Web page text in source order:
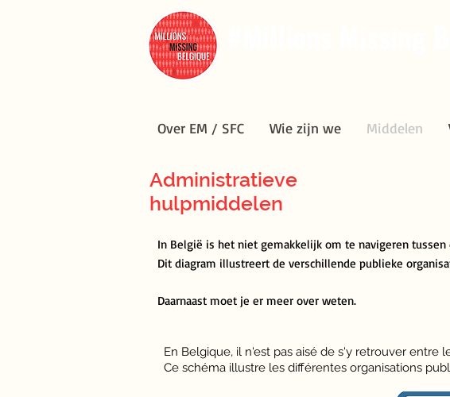
Over EM / SFC Wie zijn we Middelen
Administratieve
hulpmiddelen
In België is het niet gemakkelijk om te navigeren
Dit diagram illustreert de verschillende publieke
Daarnaast moet je er meer over weten.
En Belgique, il n'est pas aisé de s'y retrouver entre
Ce schéma illustre les différentes organisations
Over EM / SFC Wie zijn we Middelen